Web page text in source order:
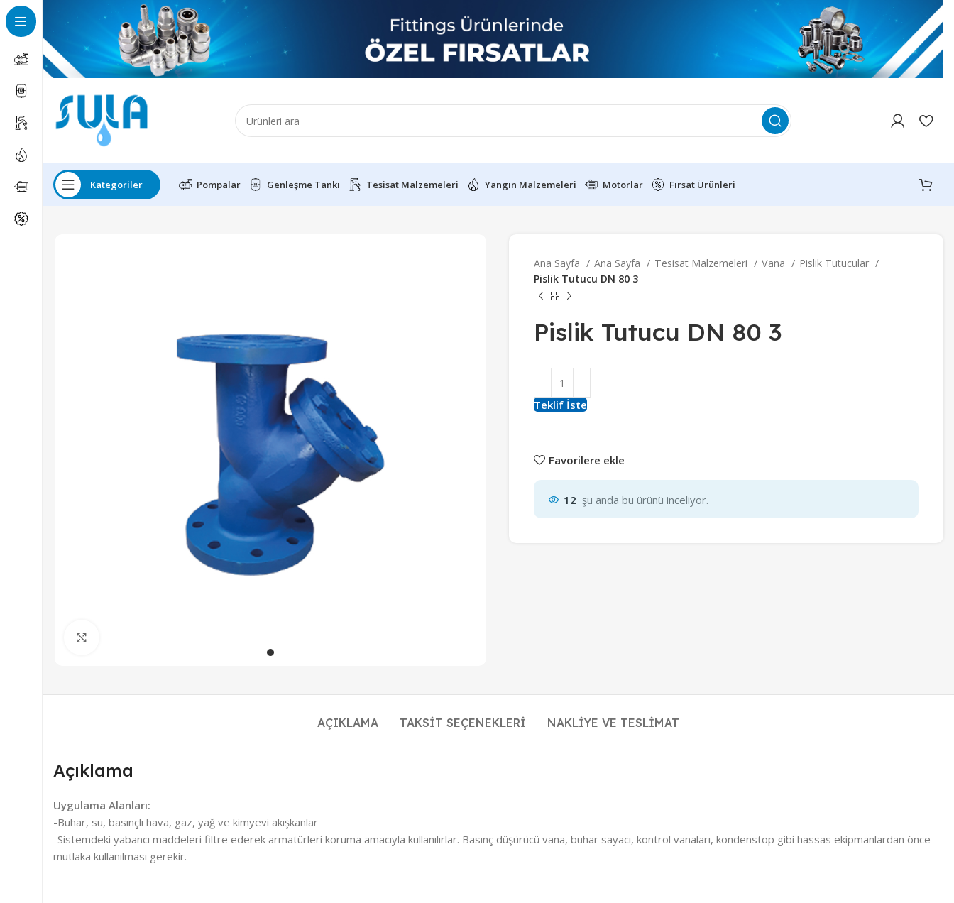
Kategoriler Pompalar Genleşme Tankı Tesisat Malzemeleri Yangın Malzemeleri Motorlar Fırsat Ürünleri
Ana Sayfa Ana Sayfa Tesisat Malzemeleri Vana
Pislik Tutucular
Pislik Tutucu DN 80 3
Pislik Tutucu DN 80 3
Teklif İste
Favorilere ekle
12 şu anda bu ürünü inceliyor.
AÇIKLAMA TAKSIT SEÇENEKLERI NAKLIYE VE TESLIMAT
Açıklama
Uygulama Alanları:
-Buhar, su, basınçlı hava, gaz, yağ ve kimyevi akışkanlar
-Sistemdeki yabancı maddeleri filtre ederek armatürleri koruma amacıyla kullanılırlar. Basınç düşürücü vana, buhar sayacı, kontrol vanaları, kondenstop gibi hassas ekipmanlardan önce
mutlaka kullanılması gerekir.